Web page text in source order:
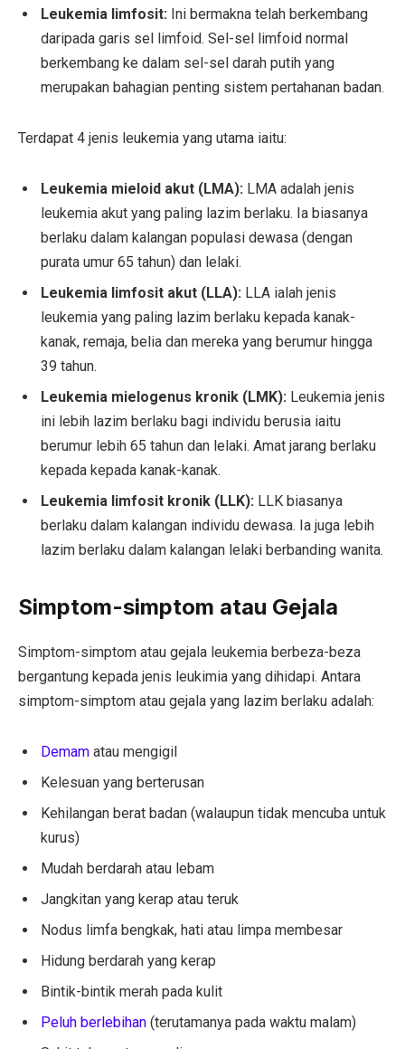
Leukemia limfosit: Ini bermakna telah berkembang
daripada garis sel limfoid. Sel-sel limfoid normal
berkembang ke dalam sel-sel darah putih yang
merupakan bahagian penting sistem pertahanan badan.
Terdapat 4 jenis leukemia yang utama iaitu:
Leukemia mieloid akut (LMA): LMA adalah jenis
leukemia akut yang paling lazim berlaku. Ia biasanya
berlaku dalam kalangan populasi dewasa (dengan
purata umur 65 tahun) dan lelaki.
Leukemia limfosit akut (LLA): LLA ialah jenis
leukemia yang paling lazim berlaku kepada kanak-
kanak, remaja, belia dan mereka yang berumur hingga
39 tahun.
Leukemia mielogenus kronik (LMK): Leukemia jenis
ini lebih lazim berlaku bagi individu berusia iaitu
berumur lebih 65 tahun dan lelaki. Amat jarang berlaku
kepada kepada kanak-kanak.
Leukemia limfosit kronik (LLK): LLK biasanya
berlaku dalam kalangan individu dewasa. Ia juga lebih
lazim berlaku dalam kalangan lelaki berbanding wanita.
Simptom-simptom atau Gejala
Simptom-simptom atau gejala leukemia berbeza-beza
bergantung kepada jenis leukimia yang dihidapi. Antara
simptom-simptom atau gejala yang lazim berlaku adalah:
Demam atau mengigil
Kelesuan yang berterusan
Kehilangan berat badan (walaupun tidak mencuba untuk
kurus)
Mudah berdarah atau lebam
Jangkitan yang kerap atau teruk
Nodus limfa bengkak, hati atau limpa membesar
Hidung berdarah yang kerap
Bintik-bintik merah pada kulit
Peluh berlebihan (terutamanya pada waktu malam)